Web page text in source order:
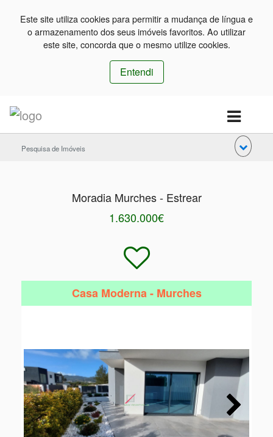
Este site utiliza cookies para permitir a mudança de língua e
o armazenamento dos seus imóveis favoritos. Ao utilizar
este site, concorda que o mesmo utilize cookies.
Entendi
Pesquisa de Imóveis
Moradia Murches - Estrear
1.630.000€
Casa Moderna - Murches